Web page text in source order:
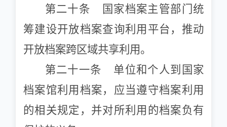
第二十条 国家档案主管部门统
筹建设开放档案查询利用平台，推动
开放档案跨区域共享利用。
第二十一条 单位和个人到国家
档案馆利用档案，应当遵守档案利用
的相关规定，并对所利用的档案负有